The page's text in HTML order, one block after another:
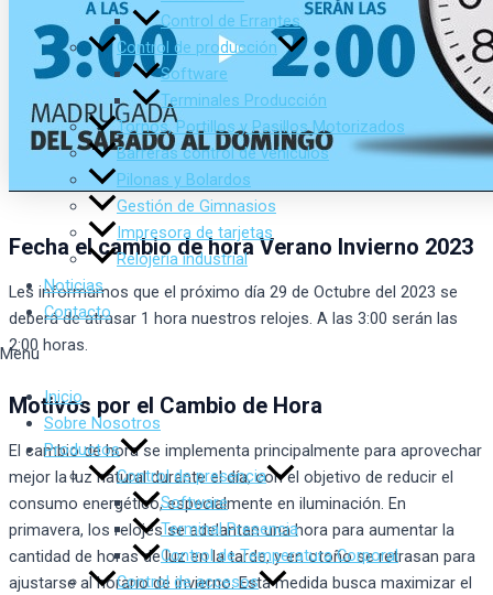
Control de Errantes
Control de producción
Software
Terminales Producción
Tornos, Portillos y Pasillos Motorizados
Barreras control de vehículos
Pilonas y Bolardos
Gestión de Gimnasios
Impresora de tarjetas
Relojería industrial
Noticias
Contacto
Menu
Inicio
Sobre Nosotros
Productos
Control de presencia
Software
Terminal Presencia
Control de Temperatura Corporal
Control de accesos
Fecha el cambio de hora Verano Invierno 2023
Les informamos que el próximo día 29 de Octubre del 2023 se
deberá de atrasar 1 hora nuestros relojes. A las 3:00 serán las
2:00 horas.
Motivos por el Cambio de Hora
El cambio de hora se implementa principalmente para aprovechar
mejor la luz natural durante el día, con el objetivo de reducir el
consumo energético, especialmente en iluminación. En
primavera, los relojes se adelantan una hora para aumentar la
cantidad de horas de luz en la tarde, y en otoño se retrasan para
ajustarse al horario de invierno. Esta medida busca maximizar el